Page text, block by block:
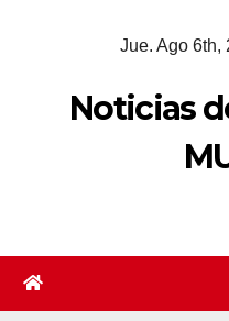
Jue. Ago 6th,
Noticias